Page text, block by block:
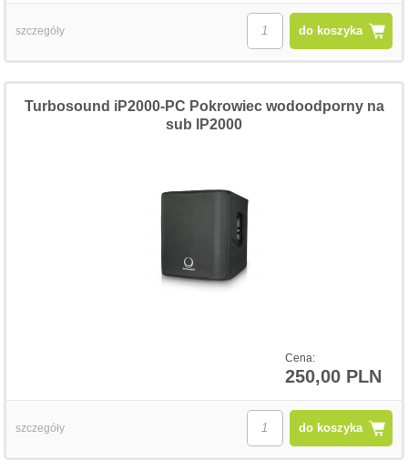
do koszyka
szczegóły
Cena:
250,00 PLN
Turbosound iP2000-PC Pokrowiec wodoodporny na
sub IP2000
do koszyka
szczegóły